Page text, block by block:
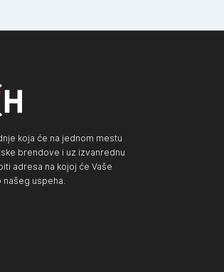
koja će na jednom mestu
brendove i uz izvanrednu
adresa na kojoj će Vaše
uspeha.